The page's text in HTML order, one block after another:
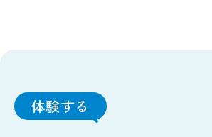
体験する